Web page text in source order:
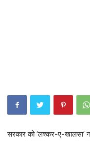
सरकार को ‘लश्कर-ए-